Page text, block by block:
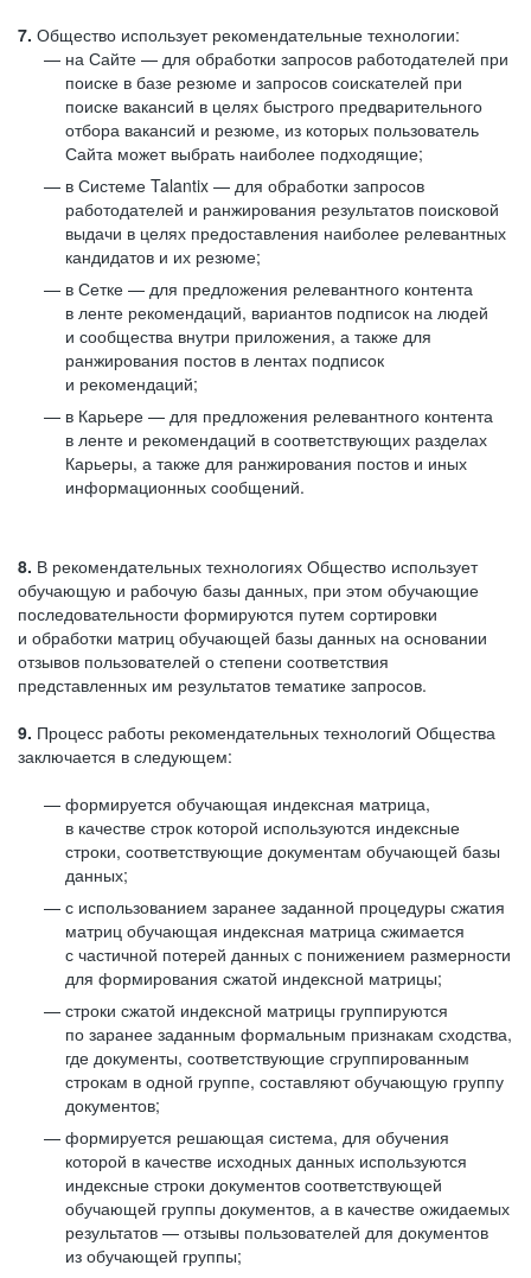
7. Общество использует рекомендательные технологии:
на Сайте — для обработки запросов работодателей при
поиске в базе резюме и запросов соискателей при
поиске вакансий в целях быстрого предварительного
отбора вакансий и резюме, из которых пользователь
Сайта может выбрать наиболее подходящие;
в Системе Talantix — для обработки запросов
работодателей и ранжирования результатов поисковой
выдачи в целях предоставления наиболее релевантных
кандидатов и их резюме;
в Сетке — для предложения релевантного контента
в ленте рекомендаций, вариантов подписок на людей
и сообщества внутри приложения, а также для
ранжирования постов в лентах подписок
и рекомендаций;
в Карьере — для предложения релевантного контента
в ленте и рекомендаций в соответствующих разделах
Карьеры, а также для ранжирования постов и иных
информационных сообщений.
8. В рекомендательных технологиях Общество использует
обучающую и рабочую базы данных, при этом обучающие
последовательности формируются путем сортировки
и обработки матриц обучающей базы данных на основании
отзывов пользователей о степени соответствия
представленных им результатов тематике запросов.
9. Процесс работы рекомендательных технологий Общества
заключается в следующем:
формируется обучающая индексная матрица,
в качестве строк которой используются индексные
строки, соответствующие документам обучающей базы
данных;
с использованием заранее заданной процедуры сжатия
матриц обучающая индексная матрица сжимается
с частичной потерей данных с понижением размерности
для формирования сжатой индексной матрицы;
строки сжатой индексной матрицы группируются
по заранее заданным формальным признакам сходства,
где документы, соответствующие сгруппированным
строкам в одной группе, составляют обучающую группу
документов;
формируется решающая система, для обучения
которой в качестве исходных данных используются
индексные строки документов соответствующей
обучающей группы документов, а в качестве ожидаемых
результатов — отзывы пользователей для документов
из обучающей группы;